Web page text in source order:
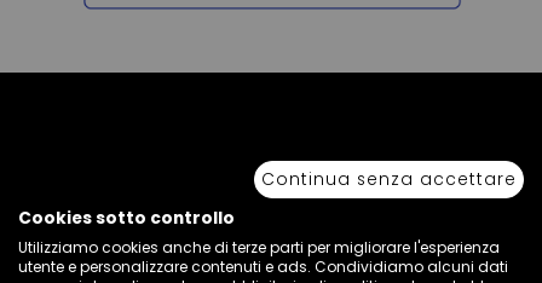
anche parziale.
Via Piave Km 68,600 • 04100 Latina, Italia | P.IVA 01222400598 • N° REA LT -
77855
Continua senza accettare
Cookies sotto controllo
Utilizziamo cookies anche di terze parti per migliorare l'esperienza
utente e personalizzare contenuti e ads. Condividiamo alcuni dati